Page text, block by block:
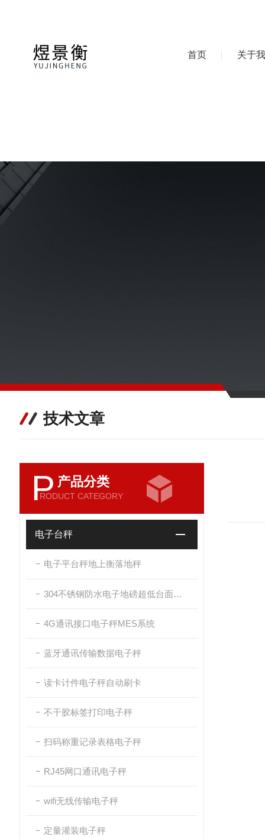
首页 关于
技术文章
P 产品分类
RODUCT CATEGORY
电子台秤
电子平台秤地上衡落地秤
304不锈钢防水电子地磅超低台面带斜坡
4G通讯接口电子秤MES系统
蓝牙通讯传输数据电子秤
读卡计件电子秤自动刷卡
不干胶标签打印电子秤
扫码称重记录表格电子秤
RJ45网口通讯电子秤
wifi无线传输电子秤
定量灌装电子秤